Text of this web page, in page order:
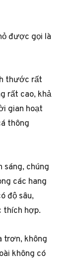
được gọi là
thước rất
rất cao, khả
gian hoạt
thông
chúng
các hang
độ sâu,
thích hợp.
trơn, không
không có